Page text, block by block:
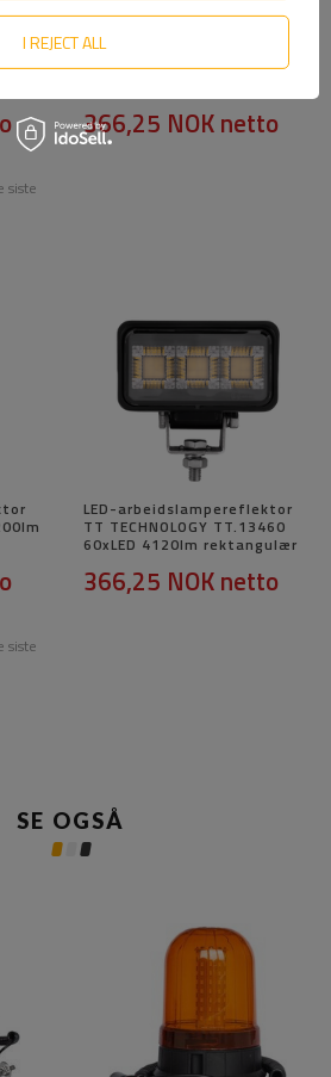
siste
LED-arbeidslampereflektor
TT TECHNOLOGY TT.13360
366,25 NOKnetto
siste
LED-arbeidslampereflektor
TT TECHNOLOGY TT.13460
60xLED 4120lm rektangulær
366,25 NOKnetto
SE OGSÅ
I REJECT ALL